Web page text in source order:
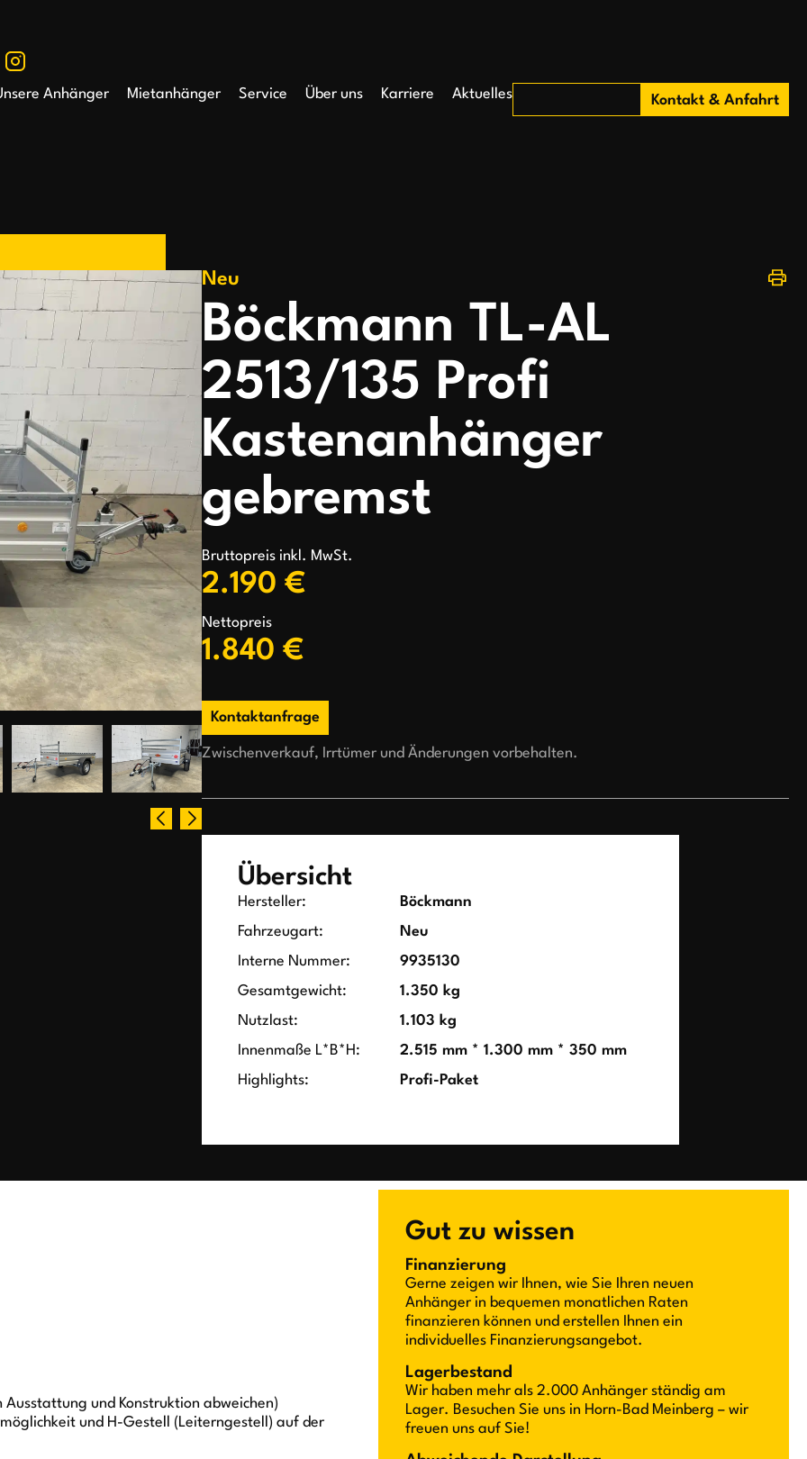
Anhänger Mietanhänger Service Über uns Karriere Aktuelles Kontakt & Anfahrt
Neu
Böckmann TL-AL
2513/135 Profi
Kastenanhänger
gebremst
Bruttopreis inkl. MwSt.
2.190 €
Nettopreis
1.840 €
Kontaktanfrage
Zwischenverkauf, Irrtümer und Änderungen vorbehalten.
Übersicht
Hersteller:
Böckmann
Fahrzeugart:
Neu
Interne Nummer:
9935130
Gesamtgewicht:
1.350 kg
Nutzlast:
1.103 kg
Innenmaße L*B*H:
2.515 mm * 1.300 mm * 350 mm
Highlights:
Profi-Paket
und Konstruktion abweichen)
und H-Gestell (Leiterngestell) auf der
Gut zu wissen
Finanzierung
Gerne zeigen wir Ihnen, wie Sie Ihren neuen
Anhänger in bequemen monatlichen Raten
finanzieren können und erstellen Ihnen ein
individuelles Finanzierungsangebot.
Lagerbestand
Wir haben mehr als 2.000 Anhänger ständig am
Lager. Besuchen Sie uns in Horn-Bad Meinberg – wir
freuen uns auf Sie!